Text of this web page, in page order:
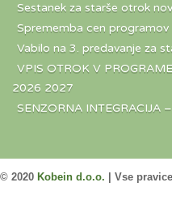
Sestanek za starše otrok
Sprememba cen programov
Vabilo na 3. predavanje za
VPIS OTROK V
2026 2027
SENZORNA INTEGRACIJA
© 2020 Kobein d.o.o. Vse